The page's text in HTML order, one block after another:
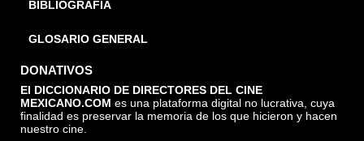
BIBLIOGRAFÍA
GLOSARIO GENERAL
DONATIVOS
El DICCIONARIO DE DIRECTORES DEL CINE
MEXICANO.COM es una plataforma digital no lucrativa, cuya
finalidad es preservar la memoria de los que hicieron y hacen
nuestro cine.